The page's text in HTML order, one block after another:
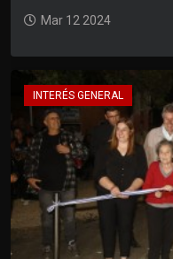
Mar 12 2024
INTERÉS GENERAL